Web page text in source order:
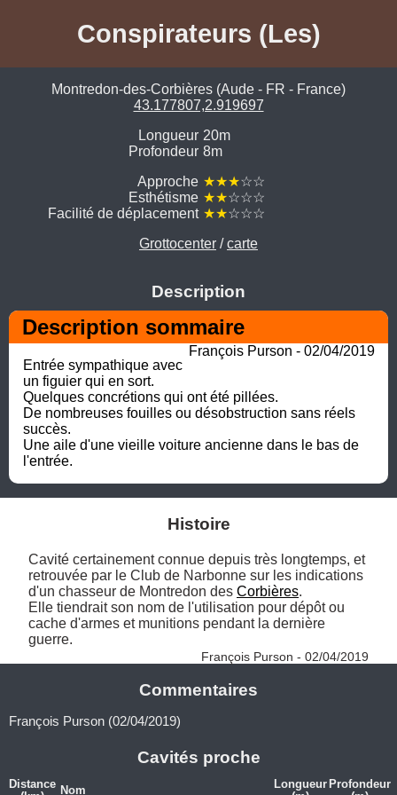
Conspirateurs (Les)
Montredon-des-Corbières (Aude - FR - France)
43.177807,2.919697
Longueur 20m
Profondeur 8m
Approche ★★★☆☆
Esthétisme ★★☆☆☆
Facilité de déplacement ★★☆☆☆
Grottocenter /carte
Description
Description sommaire
François Purson - 02/04/2019
Entrée sympathique avec
un figuier qui en sort.
Quelques concrétions qui ont été pillées.
De nombreuses fouilles ou désobstruction sans réels
succès.
Une aile d'une vieille voiture ancienne dans le bas de
l'entrée.
Histoire
Cavité certainement connue depuis très longtemps, et
retrouvée par le Club de Narbonne sur les indications
d'un chasseur de Montredon des Corbières.
Elle tiendrait son nom de l'utilisation pour dépôt ou
cache d'armes et munitions pendant la dernière
guerre.
François Purson - 02/04/2019
Commentaires
François Purson (02/04/2019)
Cavités proche
Distance Nom
Longueur Profondeur